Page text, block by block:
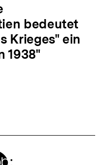
bedeutet
Krieges" ein
1938"